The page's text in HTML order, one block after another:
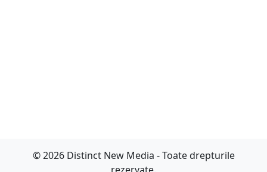
© 2026 Distinct New Media - Toate drepturile